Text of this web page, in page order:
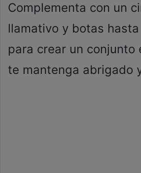
Complementa con un
llamativo y botas
para crear un conjunto
te mantenga abrigado